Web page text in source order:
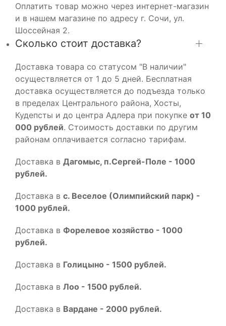
Оплатить товар можно через интернет-магазин
и в нашем магазине по адресу г. Сочи, ул.
Шоссейная 2.
Сколько стоит доставка?
Доставка товара со статусом "В наличии"
осуществляется от 1 до 5 дней. Бесплатная
доставка осуществляется до подъезда только
в пределах Центрального района, Хосты,
Кудепсты и до центра Адлера при покупке от 10
000 рублей. Стоимость доставки по другим
районам оплачивается согласно тарифам.
Доставка в Дагомыс, п.Сергей-Поле - 1000
рублей.
Доставка в с. Веселое (Олимпийский парк) -
1000 рублей.
Доставка в Форелевое хозяйство - 1000
рублей.
Доставка в Голицыно - 1500 рублей.
Доставка в Лоо - 1500 рублей.
Доставка в Вардане - 2000 рублей.